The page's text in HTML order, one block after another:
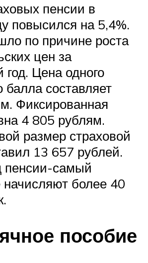
пенсии в
повысился на 5,4%.
по причине роста
цен за
Цена одного
балла составляет
Фиксированная
4 805 рублям.
размер страховой
13 657 рублей.
самый
более 40
пособие